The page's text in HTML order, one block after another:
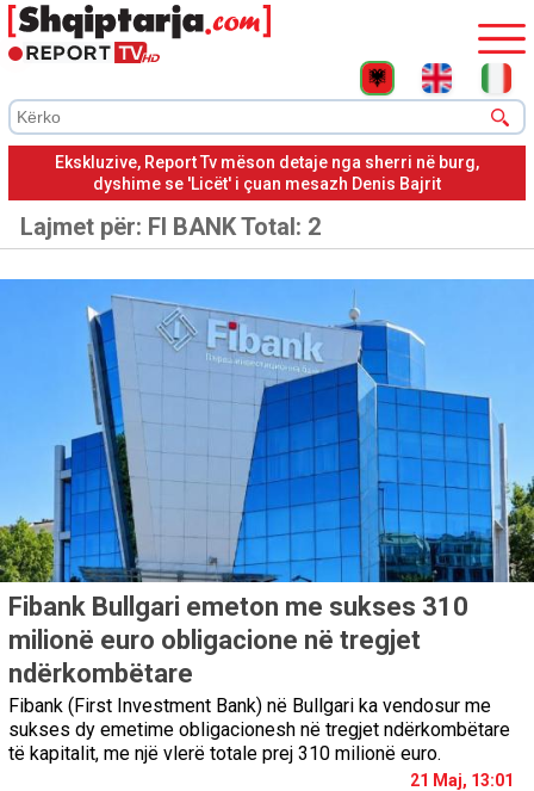
Ekskluzive, Report Tv mëson detaje nga sherri në burg,
dyshime se 'Licët' i çuan mesazh Denis Bajrit
Lajmet për: FI BANKTotal: 2
Fibank Bullgari emeton me sukses 310
milionë euro obligacione në tregjet
ndërkombëtare
Fibank (First Investment Bank) në Bullgari ka vendosur me
sukses dy emetime obligacionesh në tregjet ndërkombëtare
të kapitalit, me një vlerë totale prej 310 milionë euro.
21 Maj, 13:01